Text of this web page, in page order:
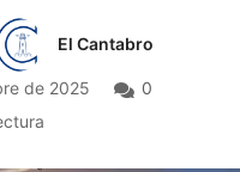
El Cantabro
de 2025
0